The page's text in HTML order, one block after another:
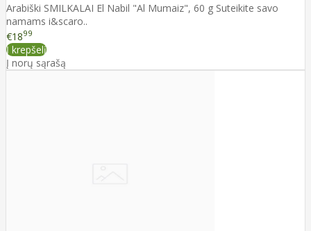
Arabiški SMILKALAI El Nabil "Al Mumaiz", 60 g Suteikite savo
namams i&scaro..
€1899
Į krepšelį
Į norų sąrašą